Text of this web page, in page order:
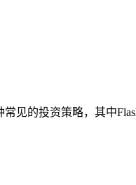
见的投资策略，其中